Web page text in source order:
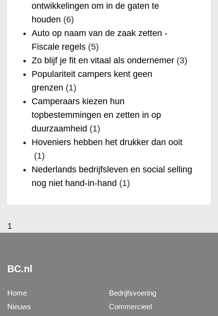
ontwikkelingen om in de gaten te
houden (6)
Auto op naam van de zaak zetten -
Fiscale regels (5)
Zo blijf je fit en vitaal als ondernemer (3)
Populariteit campers kent geen
grenzen (1)
Camperaars kiezen hun
topbestemmingen en zetten in op
duurzaamheid (1)
Hoveniers hebben het drukker dan ooit
(1)
Nederlands bedrijfsleven en social selling
nog niet hand-in-hand (1)
1
BC.nl
Home
Nieuws
Bedrijfsvoering
Commercieel